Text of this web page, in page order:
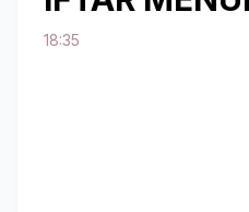
18:35